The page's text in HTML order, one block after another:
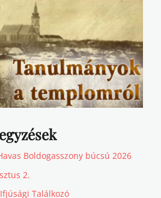
Boldogasszony búcsú 2026
2.
Találkozó